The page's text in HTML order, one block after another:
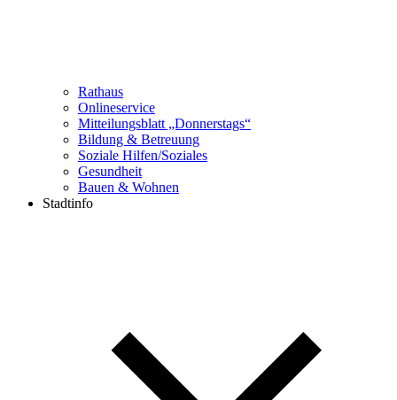
Rathaus
Onlineservice
Mitteilungsblatt „Donnerstags“
Bildung & Betreuung
Soziale Hilfen/Soziales
Gesundheit
Bauen & Wohnen
Stadtinfo